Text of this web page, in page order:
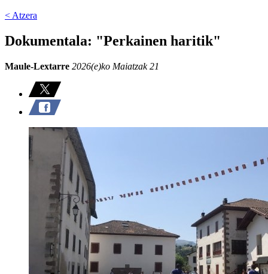
< Atzera
Dokumentala: "Perkainen haritik"
Maule-Lextarre 2026(e)ko Maiatzak 21